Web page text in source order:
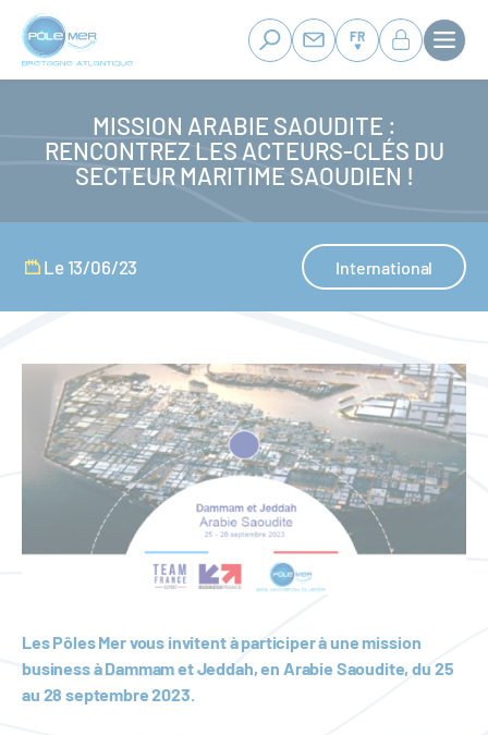
Panneau de gestion des cookies
Aller
contenu
FR
MISSION ARABIE SAOUDITE :
RENCONTREZ LES ACTEURS-CLÉS DU
SECTEUR MARITIME SAOUDIEN !
Le 13/06/23 International
Les Pôles Mer vous invitent à participer à une mission
business à Dammam et Jeddah, en Arabie Saoudite, du 25
au 28 septembre 2023.